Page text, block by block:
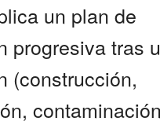
un plan de
progresiva tras
(construcción,